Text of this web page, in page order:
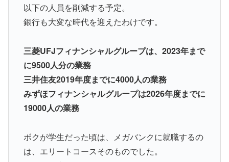
以下の人員を削減する予定。
銀行も大変な時代を迎えたわけです。
三菱UFJフィナンシャルグループは、2023年まで
に9500人分の業務
三井住友2019年度までに4000人の業務
みずほフィナンシャルグループは2026年度までに
19000人の業務
ボクが学生だった頃は、メガバンクに就職するの
は、エリートコースそのものでした。